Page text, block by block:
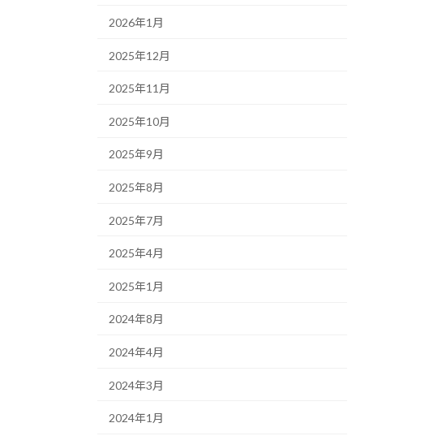
2026年1月
2025年12月
2025年11月
2025年10月
2025年9月
2025年8月
2025年7月
2025年4月
2025年1月
2024年8月
2024年4月
2024年3月
2024年1月